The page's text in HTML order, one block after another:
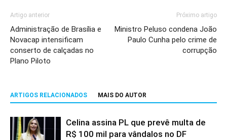
Artigo anterior
Administração de Brasília e
Novacap intensificam
conserto de calçadas no
Plano Piloto
Próximo artigo
Ministro Peluso condena João
Paulo Cunha pelo crime de
corrupção
ARTIGOS RELACIONADOS MAIS DO AUTOR
Celina assina PL que prevê multa de
R$ 100 mil para vândalos no DF